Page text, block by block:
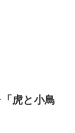
虎と小鳥